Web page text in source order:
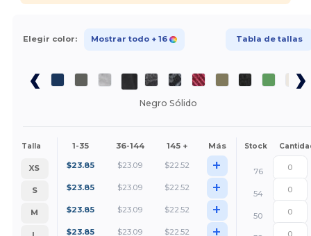
Elegir color: Mostrar todo + 16 Tabla de tallas
Negro Sólido
Talla 1-35 36-144 145 + Más Stock
XS $23.85 $23.09 $22.52 +
76
S
$23.85 $23.09 $22.52 +
54
M
$23.85 $23.09 $22.52 +
50
$23.85 $23.09 $22.52 +